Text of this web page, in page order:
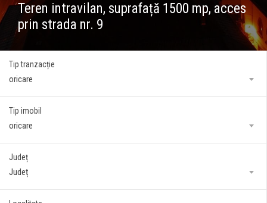
Teren intravilan, suprafață 1500 mp, acces
prin strada nr. 9
Tip tranzacție
oricare
Tip imobil
oricare
Județ
Județ